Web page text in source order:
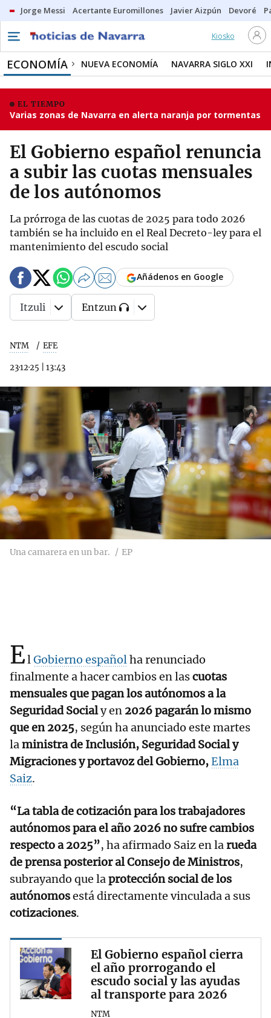
Jorge Messi Acertante Euromillones Javier Aizpún Devoré
Kiosko
ECONOMÍA NUEVA ECONOMÍA NAVARRA SIGLO XXI
EL TIEMPO
Varias zonas de Navarra en alerta naranja por tormentas
El Gobierno español renuncia
a subir las cuotas mensuales
de los autónomos
La prórroga de las cuotas de 2025 para todo 2026
también se ha incluido en el Real Decreto-ley para el
mantenimiento del escudo social
NTM EFE
23·12·25 13:43
Añádenos en Google
Itzuli Entzun
Una camarera en un bar. EP
ElGobierno españolha renunciado
finalmente a hacer cambios en lascuotas
mensuales que pagan los autónomos a la
Seguridad Socialy en 2026 pagarán lo mismo
que en 2025, según ha anunciado este martes
laministra de Inclusión, Seguridad Social y
Migraciones y portavoz del Gobierno,Elma
Saiz.
“La tabla de cotización para los trabajadores
autónomos para el año 2026 no sufre cambios
respecto a 2025”, ha afirmado Saiz en larueda
de prensa posterior al Consejo de Ministros,
subrayando que laprotección social de los
autónomosestá directamente vinculada a sus
cotizaciones.
El Gobierno español cierra
el año prorrogando el
escudo social y las ayudas
al transporte para 2026
NTM